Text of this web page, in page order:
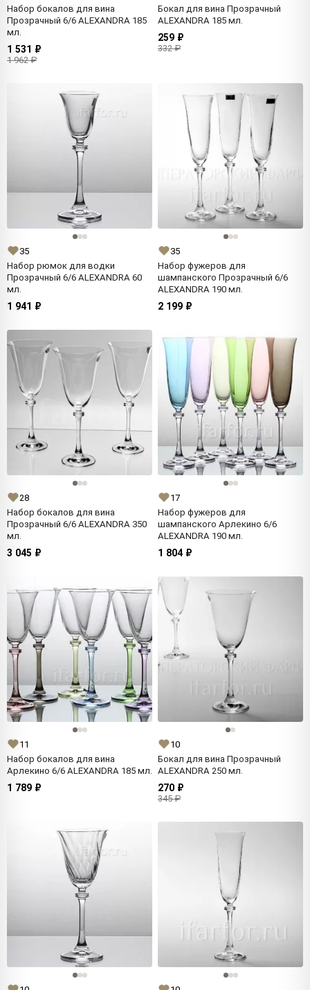
Набор бокалов для вина
Прозрачный 6/6 ALEXANDRA 185
мл.
1 531 ₽
1 962 ₽
Бокал для вина Прозрачный
ALEXANDRA 185 мл.
259 ₽
332 ₽
35
Набор рюмок для водки
Прозрачный 6/6 ALEXANDRA 60
мл.
1 941 ₽
35
Набор фужеров для
шампанского Прозрачный 6/6
ALEXANDRA 190 мл.
2 199 ₽
28
Набор бокалов для вина
Прозрачный 6/6 ALEXANDRA 350
мл.
3 045 ₽
17
Набор фужеров для
шампанского Арлекино 6/6
ALEXANDRA 190 мл.
1 804 ₽
11
Набор бокалов для вина
Арлекино 6/6 ALEXANDRA 185 мл.
1 789 ₽
10
Бокал для вина Прозрачный
ALEXANDRA 250 мл.
270 ₽
345 ₽